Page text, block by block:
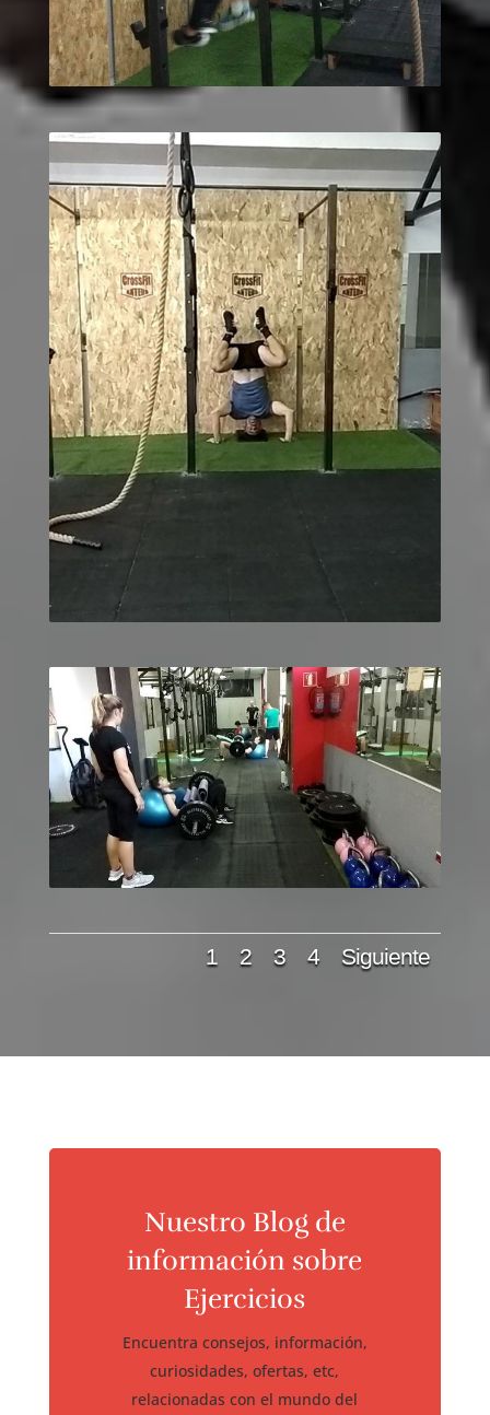
1 2 3 4 Siguiente
Nuestro Blog de
información sobre
Ejercicios
Encuentra consejos, información,
curiosidades, ofertas, etc,
relacionadas con el mundo del